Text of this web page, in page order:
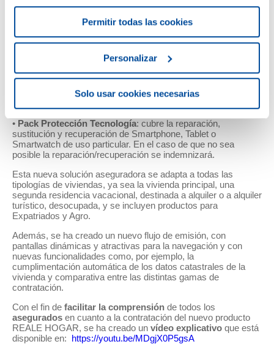
PrivacidadyCookies.
Permitir todas las cookies
Personalizar
Solo usar cookies necesarias
cualquier sospecha de incidente de acoso en Internet.
Servicios que van desde el asesoramiento online por
eliminación de los contenidos en Internet.
Pack Compra Segura: Este pack tiene como objetivo
garantizar la tranquilidad a la hora de operar en Internet:
Asesoramiento jurídico y Responsabilidad Civil privada,
pérdidas económicas por robo de identidad y compra online,
• Pack Protección Tecnología: cubre la reparación,
sustitución y recuperación de Smartphone, Tablet o
Smartwatch de uso particular. En el caso de que no sea
posible la reparación/recuperación se indemnizará.
Esta nueva solución aseguradora se adapta a todas las
tipologías de viviendas, ya sea la vivienda principal, una
segunda residencia vacacional, destinada a alquiler o a alquiler
turístico, desocupada, y se incluyen productos para
Expatriados y Agro.
Además, se ha creado un nuevo flujo de emisión, con
pantallas dinámicas y atractivas para la navegación y con
nuevas funcionalidades como, por ejemplo, la
cumplimentación automática de los datos catastrales de la
vivienda y comparativa entre las distintas gamas de
contratación.
Con el fin de facilitar la comprensión de todos los
asegurados en cuanto a la contratación del nuevo producto
REALE HOGAR, se ha creado un vídeo explicativo que está
disponible en: https://youtu.be/MDgjX0P5gsA